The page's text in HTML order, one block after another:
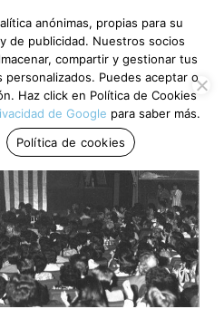
anónimas, propias para su
de publicidad. Nuestros socios
compartir y gestionar tus
Puedes aceptar o
Haz click en Política de Cookies
de Google para saber más.
Política de cookies